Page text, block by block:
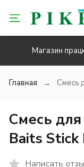
Магазин
Главная Смесь
Смесь
Baits Stick
Написать